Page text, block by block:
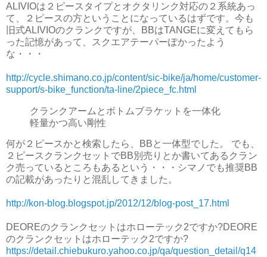
ALIVIOは２ピースタイプとオクタリンク対応の２系統あっ
て、２ピースの方ということになっているはずです。今も
旧式ALIVIOのクランクですが、BBはTANGEに変えてもら
った記憶があって、スクエアテーパーぽかったよう
な・・・
http://cycle.shimano.co.jp/content/sic-bike/ja/home/customer-
support/s-bike_function/ta-line/2piece_fc.html
クランクアームとボトムブラケットを一体化
軽量かつ高い剛性
何が２ピースかと検索したら、BBと一体型でした。 でも、
２ピースクランクセットでBB別売りとか書いてあるクラン
ク売っているところもあるという・・・シマノでも推奨BB
の記載があったりと混乱してきました。
http://kon-blog.blogspot.jp/2012/12/blog-post_17.html
DEOREのクランクセットはホローテック2ですか?DEORE
のクランクセットはホローテック2ですか?
https://detail.chiebukuro.yahoo.co.jp/qa/question_detail/q14